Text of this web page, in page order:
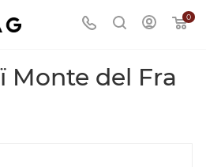
0
Monte del Fra